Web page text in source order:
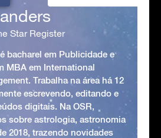
Star Register
bacharel em Publicidade e
MBA em International
Trabalha na área há 12
escrevendo, editando e
digitais. Na OSR,
sobre astrologia, astronomia
2018, trazendo novidades